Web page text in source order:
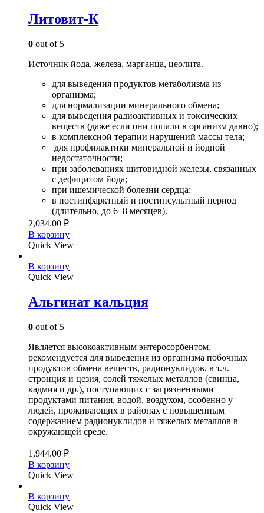
Литовит-К
0 out of 5
Источник йода, железа, марганца, цеолита.
для выведения продуктов метаболизма из
организма;
для нормализации минерального обмена;
для выведения радиоактивных и токсических
веществ (даже если они попали в организм давно);
в комплексной терапии нарушений массы тела;
для профилактики минеральной и йодной
недостаточности;
при заболеваниях щитовидной железы, связанных
с дефицитом йода;
при ишемической болезни сердца;
в постинфарктный и постинсультный период
(длительно, до 6–8 месяцев).
2,034.00 ₽
В корзину
Quick View
В корзину
Quick View
Альгинат кальция
0 out of 5
Является высокоактивным энтеросорбентом,
рекомендуется для выведения из организма побочных
продуктов обмена веществ, радионуклидов, в т.ч.
стронция и цезия, солей тяжелых металлов (свинца,
кадмия и др.), поступающих с загрязненными
продуктами питания, водой, воздухом, особенно у
людей, проживающих в районах с повышенным
содержанием радионуклидов и тяжелых металлов в
окружающей среде.
1,944.00 ₽
В корзину
Quick View
В корзину
Quick View